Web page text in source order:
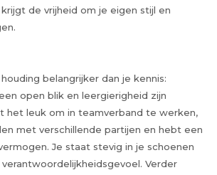
de vrijheid om je eigen stijl en
belangrijker dan je kennis:
open blik en leergierigheid zijn
het leuk om in teamverband te werken,
met verschillende partijen en hebt een
Je staat stevig in je schoenen
Verder